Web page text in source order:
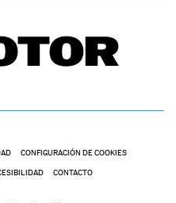
CONFIGURACIÓN DE COOKIES
CONTACTO